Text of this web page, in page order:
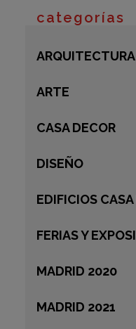
categorías
ARQUITECTURA
ARTE
CASA DECOR
DISEÑO
EDIFICIOS
FERIAS Y
MADRID 2020
MADRID 2021